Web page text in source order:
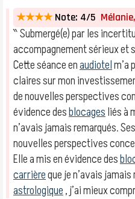
★★★★ Note: 4/5
‶ Submergé(e) par les
accompagnement sérieux et
Cette séance enaudiotelm’a
claires sur mon
de nouvelles perspectives
évidence desblocagesliés à
n’avais jamais remarqués. Ses
nouvelles perspectives
Elle a mis en évidence des
carrièreque je n’avais
astrologique, j’ai mieux